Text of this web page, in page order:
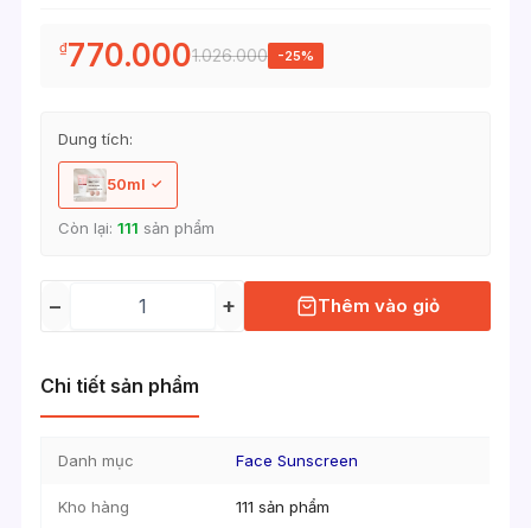
₫770.0001.026.000 -25%
Dung tích:
50ml
Còn lại:111 sản phẩm
− + Thêm vào giỏ
Chi tiết sản phẩm
Danh mục Face Sunscreen
Kho hàng 111 sản phẩm